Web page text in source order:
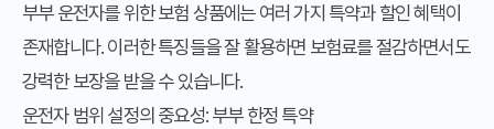
부부 운전자를 위한 보험 상품에는 여러 가지 특약과 할인 혜택이
존재합니다. 이러한 특징들을 잘 활용하면 보험료를 절감하면서도
강력한 보장을 받을 수 있습니다.
운전자 범위 설정의 중요성: 부부 한정 특약